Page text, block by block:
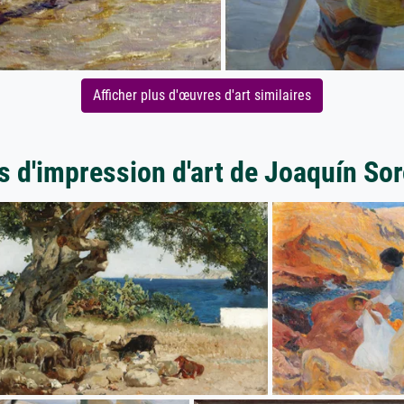
Afficher plus d'œuvres d'art similaires
d'impression d'art de Joaquín